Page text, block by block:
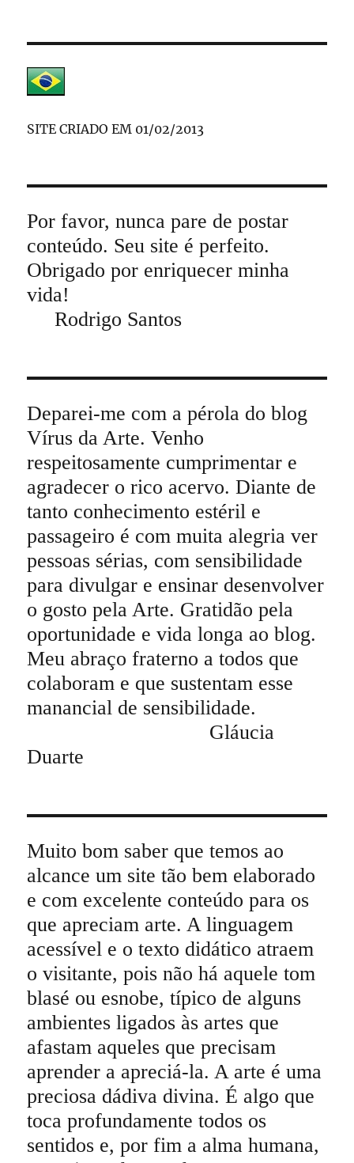
SITE CRIADO EM 01/02/2013
Por favor, nunca pare de postar
conteúdo. Seu site é perfeito.
Obrigado por enriquecer minha
vida!
Rodrigo Santos
Deparei-me com a pérola do blog
Vírus da Arte. Venho
respeitosamente cumprimentar e
agradecer o rico acervo. Diante de
tanto conhecimento estéril e
passageiro é com muita alegria ver
pessoas sérias, com sensibilidade
para divulgar e ensinar desenvolver
o gosto pela Arte. Gratidão pela
oportunidade e vida longa ao blog.
Meu abraço fraterno a todos que
colaboram e que sustentam esse
manancial de sensibilidade.
Gláucia
Duarte
Muito bom saber que temos ao
alcance um site tão bem elaborado
e com excelente conteúdo para os
que apreciam arte. A linguagem
acessível e o texto didático atraem
o visitante, pois não há aquele tom
blasé ou esnobe, típico de alguns
ambientes ligados às artes que
afastam aqueles que precisam
aprender a apreciá-la. A arte é uma
preciosa dádiva divina. É algo que
toca profundamente todos os
sentidos e, por fim a alma humana,